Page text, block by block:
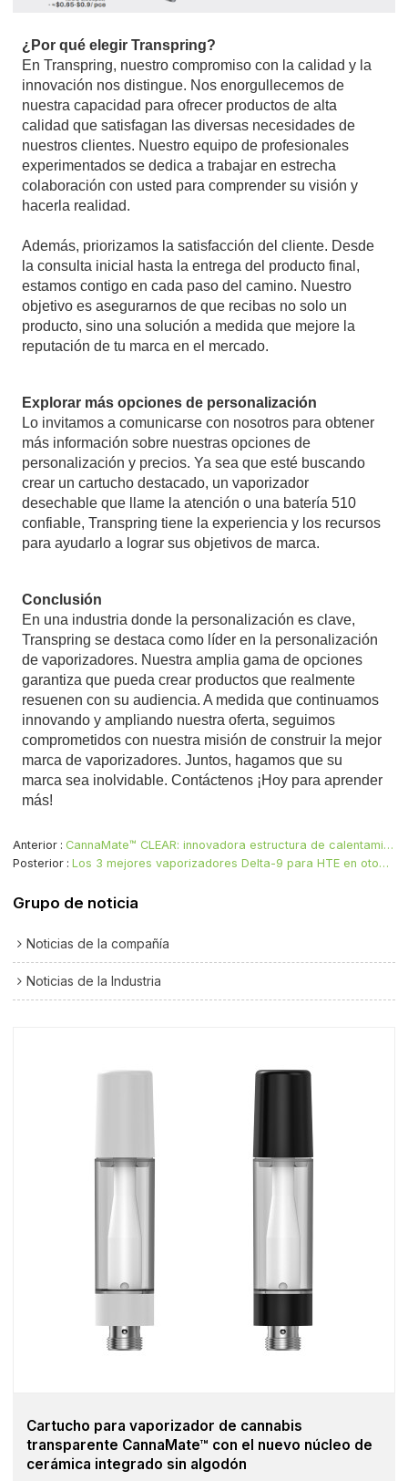
¿Por qué elegir Transpring?
En Transpring, nuestro compromiso con la calidad y la
innovación nos distingue. Nos enorgullecemos de
nuestra capacidad para ofrecer productos de alta
calidad que satisfagan las diversas necesidades de
nuestros clientes. Nuestro equipo de profesionales
experimentados se dedica a trabajar en estrecha
colaboración con usted para comprender su visión y
hacerla realidad.
Además, priorizamos la satisfacción del cliente. Desde
la consulta inicial hasta la entrega del producto final,
estamos contigo en cada paso del camino. Nuestro
objetivo es asegurarnos de que recibas no solo un
producto, sino una solución a medida que mejore la
reputación de tu marca en el mercado.
Explorar más opciones de personalización
Lo invitamos a comunicarse con nosotros para obtener
más información sobre nuestras opciones de
personalización y precios. Ya sea que esté buscando
crear un cartucho destacado, un vaporizador
desechable que llame la atención o una batería 510
confiable, Transpring tiene la experiencia y los recursos
para ayudarlo a lograr sus objetivos de marca.
Conclusión
En una industria donde la personalización es clave,
Transpring se destaca como líder en la personalización
de vaporizadores. Nuestra amplia gama de opciones
garantiza que pueda crear productos que realmente
resuenen con su audiencia. A medida que continuamos
innovando y ampliando nuestra oferta, seguimos
comprometidos con nuestra misión de construir la mejor
marca de vaporizadores. Juntos, hagamos que su
marca sea inolvidable.Contáctenos ¡Hoy para aprender
más!
Anterior
CannaMate™ CLEAR: innovadora estructura de calentamiento sin algodón para una experiencia de vapeo con cartucho de CBD definitiva
Posterior
Los 3 mejores vaporizadores Delta-9 para HTE en otoño de 2024
Grupo de noticia
Noticias de la compañía
Noticias de la Industria
Cartucho para vaporizador de cannabis
transparente CannaMate™ con el nuevo núcleo de
cerámica integrado sin algodón